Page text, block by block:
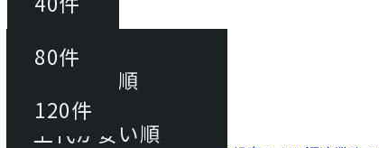
動画マニュアル
FAQ
カート
40件
80件
並び替え
おすすめ順
上代が安い順
80件
120件